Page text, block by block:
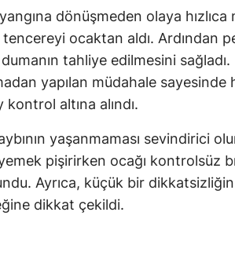
dönüşmeden olaya hızlıca
ocaktan aldı. Ardından
tahliye edilmesini sağladı.
yapılan müdahale sayesinde
altına alındı.
yaşanmaması sevindirici
pişirirken ocağı kontrolsüz
Ayrıca, küçük bir
dikkat çekildi.